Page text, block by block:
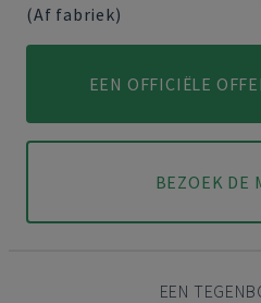
(Af fabriek)
EEN OFFICIËLE
BEZOEK DE
EEN